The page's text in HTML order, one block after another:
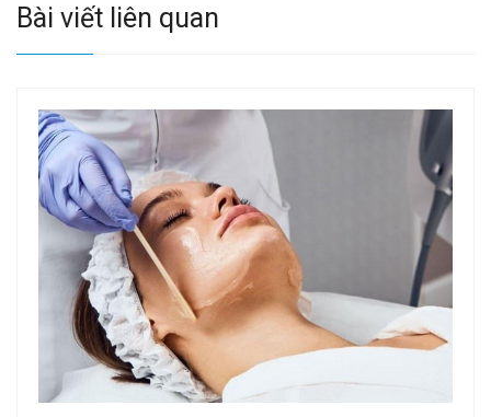
Bài viết liên quan